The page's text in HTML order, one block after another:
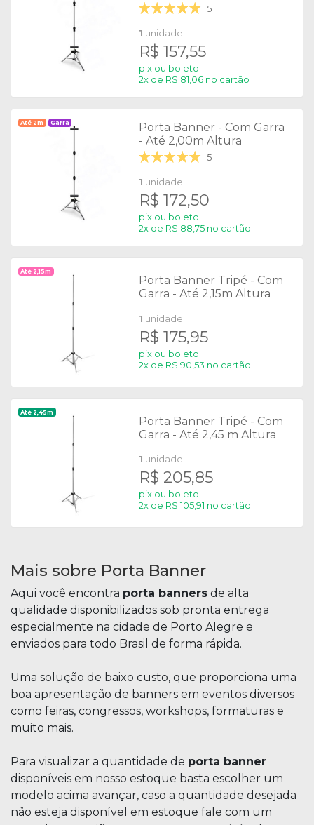
5
1 unidade
R$ 157,55
pix ou boleto
2x de R$ 81,06 no cartão
Até 2m Garra
Porta Banner - Com Garra
- Até 2,00m Altura
5
1 unidade
R$ 172,50
pix ou boleto
2x de R$ 88,75 no cartão
Até 2,15m
Porta Banner Tripé - Com
Garra - Até 2,15m Altura
1 unidade
R$ 175,95
pix ou boleto
2x de R$ 90,53 no cartão
Até 2,45m
Porta Banner Tripé - Com
Garra - Até 2,45 m Altura
1 unidade
R$ 205,85
pix ou boleto
2x de R$ 105,91 no cartão
Mais sobre Porta Banner
Aqui você encontra porta banners de alta
qualidade disponibilizados sob pronta entrega
especialmente na cidade de Porto Alegre e
enviados para todo Brasil de forma rápida.
Uma solução de baixo custo, que proporciona uma
boa apresentação de banners em eventos diversos
como feiras, congressos, workshops, formaturas e
muito mais.
Para visualizar a quantidade de porta banner
disponíveis em nosso estoque basta escolher um
modelo acima avançar, caso a quantidade desejada
não esteja disponível em estoque fale com um